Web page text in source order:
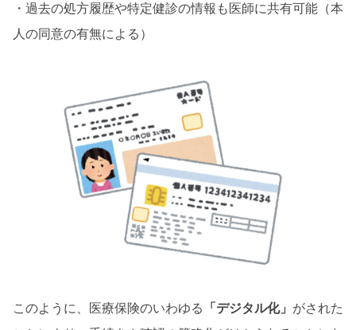
・過去の処方履歴や特定健診の情報も医師に共有可能（本
人の同意の有無による）
このように、医療保険のいわゆる 「デジタル化」 がされた